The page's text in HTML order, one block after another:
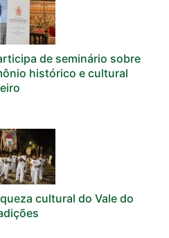
de seminário sobre
histórico e cultural
cultural do Vale do